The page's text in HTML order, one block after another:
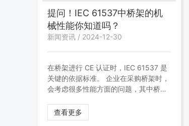
提问！IEC 61537中桥架的机
械性能你知道吗？
新闻资讯 / 2024-12-30
在桥架进行 CE 认证时，IEC 61537 是
关键的依据标准。 企业在采购桥架时，
会考虑很多性能方面的问题，其中桥架
的。那么桥架的承重数据是如何得出
的？这个承重测试具体如何完成？IEC
查看更多